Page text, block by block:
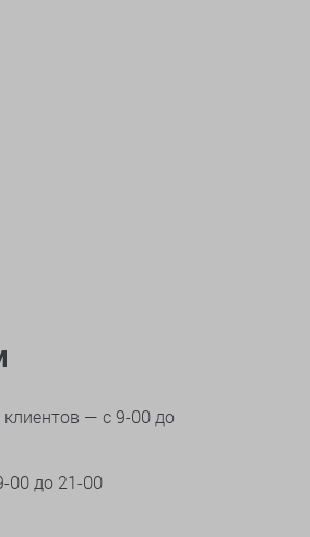
— с 9-00 до
00 до 21-00